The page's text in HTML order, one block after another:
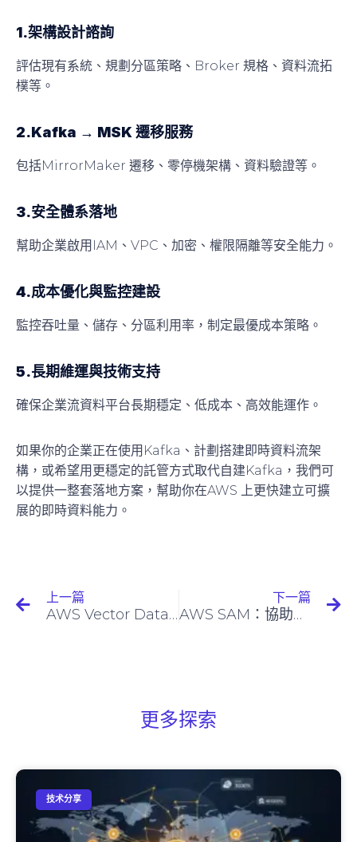
1.架構設計諮詢
評估現有系統、規劃分區策略、Broker 規格、資料流拓
樸等。
2.Kafka → MSK 遷移服務
包括MirrorMaker 遷移、零停機架構、資料驗證等。
3.安全體系落地
幫助企業啟用IAM、VPC、加密、權限隔離等安全能力。
4.成本優化與監控建設
監控吞吐量、儲存、分區利用率，制定最優成本策略。
5.長期維運與技術支持
確保企業流資料平台長期穩定、低成本、高效能運作。
如果你的企業正在使用Kafka、計劃搭建即時資料流架
構，或希望用更穩定的託管方式取代自建Kafka，我們可
以提供一整套落地方案，幫助你在AWS 上更快建立可擴
展的即時資料能力。
上一篇
AWS Vector Database：向量資料庫解決方案
下一篇
AWS SAM：協助企業快速建置現代化無伺服器應用
更多探索
技术分享